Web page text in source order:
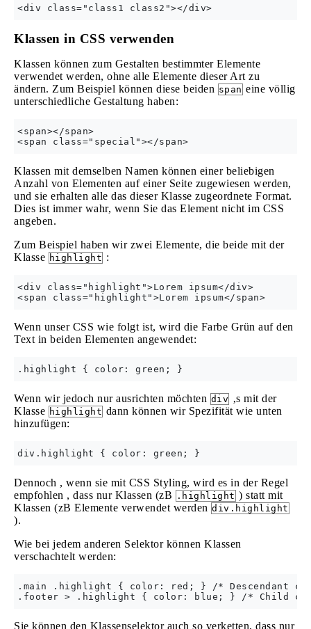
Klassen in CSS verwenden
Klassen können zum Gestalten bestimmter Elemente
verwendet werden, ohne alle Elemente dieser Art zu
ändern. Zum Beispiel können diese beiden span eine völlig
unterschiedliche Gestaltung haben:
<span></span>
Klassen mit demselben Namen können einer beliebigen
Anzahl von Elementen auf einer Seite zugewiesen werden,
und sie erhalten alle das dieser Klasse zugeordnete Format.
Dies ist immer wahr, wenn Sie das Element nicht im CSS
angeben.
Zum Beispiel haben wir zwei Elemente, die beide mit der
Klasse highlight :
<div class="highlight">Lorem ipsum</div>
Wenn unser CSS wie folgt ist, wird die Farbe Grün auf den
Text in beiden Elementen angewendet:
Wenn wir jedoch nur ausrichten möchten div ‚s mit der
Klasse highlight dann können wir Spezifität wie unten
hinzufügen:
Dennoch , wenn sie mit CSS Styling, wird es in der Regel
empfohlen , dass nur Klassen (zB
.highlight ) statt mit
Klassen (zB Elemente verwendet werden div.highlight
).
Wie bei jedem anderen Selektor können Klassen
verschachtelt werden:
.main .highlight { color: red; } /* Descendant
Sie können den Klassenselektor auch so verketten, dass nur